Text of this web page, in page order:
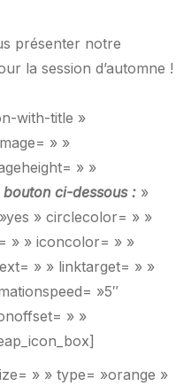
présenter notre
la session d’automne !
with-title »
» »
» »
ci-dessous : »
» circlecolor= » »
» » iconcolor= » »
» » linktarget= » »
»5″
» »
» » type= »orange »